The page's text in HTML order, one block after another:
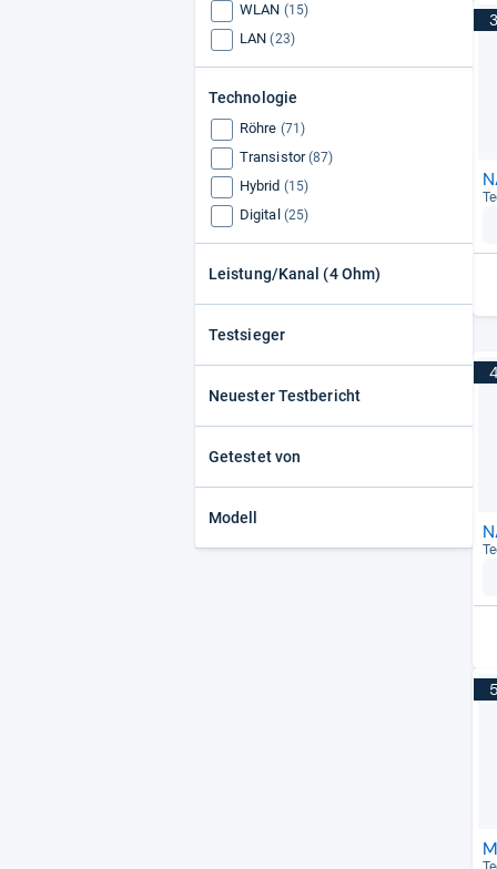
WLAN (15)
LAN (23)
Technologie
Röhre (71)
Transistor (87)
Hybrid (15)
Digital (25)
Leistung/Kanal (4 Ohm)
Testsieger
Neuester Testbericht
Getestet von
Modell